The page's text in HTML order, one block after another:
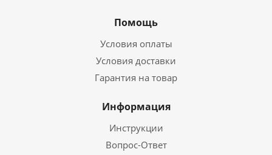
Помощь
Условия оплаты
Условия доставки
Гарантия на товар
Информация
Инструкции
Вопрос-Ответ